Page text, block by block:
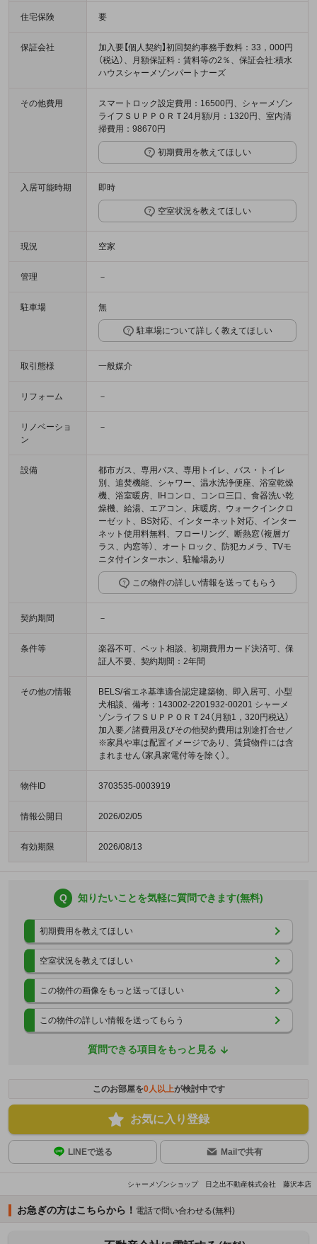
住宅保険 要
保証会社
加入要【個人契約】初回契約事務手数料：33，000円
（税込）、月額保証料：賃料等の2％、保証会社:積水
ハウスシャーメゾンパートナーズ
その他費用
スマートロック設定費用：16500円、シャーメゾン
ライフＳＵＰＰＯＲＴ24月額/月：1320円、室内清
掃費用：98670円
初期費用を教えてほしい
入居可能時期 即時
空室状況を教えてほしい
現況 空家
管理 －
駐車場 無
駐車場について詳しく教えてほしい
取引態様 一般媒介
リフォーム －
リノベーショ
ン
－
設備
都市ガス、専用バス、専用トイレ、バス・トイレ
別、追焚機能、シャワー、温水洗浄便座、浴室乾燥
機、浴室暖房、IHコンロ、コンロ三口、食器洗い乾
燥機、給湯、エアコン、床暖房、ウォークインクロ
ーゼット、BS対応、インターネット対応、インター
ネット使用料無料、フローリング、断熱窓（複層ガ
ラス、内窓等）、オートロック、防犯カメラ、TVモ
ニタ付インターホン、駐輪場あり
この物件の詳しい情報を送ってもらう
契約期間 －
条件等
楽器不可、ペット相談、初期費用カード決済可、保
証人不要、契約期間：2年間
その他の情報
BELS/省エネ基準適合認定建築物、即入居可、小型
犬相談、備考：143002-2201932-00201 シャーメ
ゾンライフＳＵＰＰＯＲＴ24（月額1，320円税込）
加入要／諸費用及びその他契約費用は別途打合せ／
※家具や車は配置イメージであり、賃貸物件には含
まれません（家具家電付等を除く）。
物件ID 3703535-0003919
情報公開日 2026/02/05
有効期限 2026/08/13
Q 知りたいことを気軽に質問できます(無料)
初期費用を教えてほしい
空室状況を教えてほしい
この物件の画像をもっと送ってほしい
この物件の詳しい情報を送ってもらう
質問できる項目をもっと見る
このお部屋を0人以上が検討中です
お気に入り登録
LINEで送る Mailで共有
シャーメゾンショップ 日之出不動産株式会社 藤沢本店
お急ぎの方はこちらから！ 電話で問い合わせる(無料)